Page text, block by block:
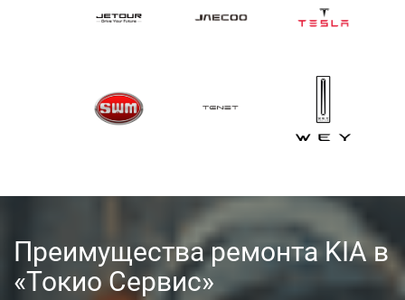
Преимущества ремонта KIA в
«Токио Сервис»